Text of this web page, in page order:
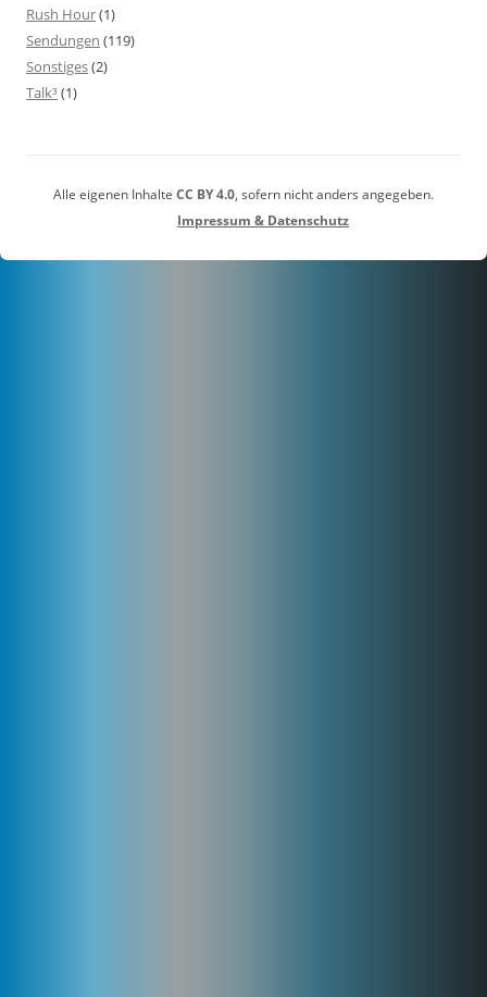
Rush Hour(1)
Sendungen (119)
Sonstiges(2)
Talk³ (1)
Alle eigenen Inhalte CC BY 4.0, sofern nicht anders angegeben.
Impressum & Datenschutz